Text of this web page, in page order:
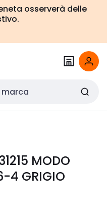
osserverà delle
MODO
4 GRIGIO